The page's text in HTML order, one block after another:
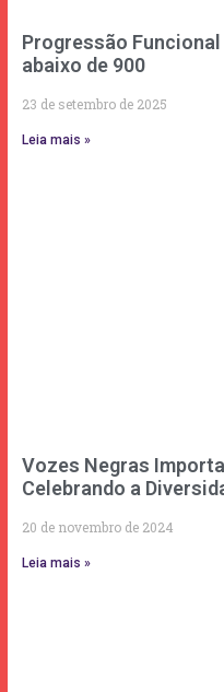
Progressão
abaixo de 900
23 de setembro de 2025
Leia mais »
Vozes Negras
Celebrando a
20 de novembro de 2024
Leia mais »